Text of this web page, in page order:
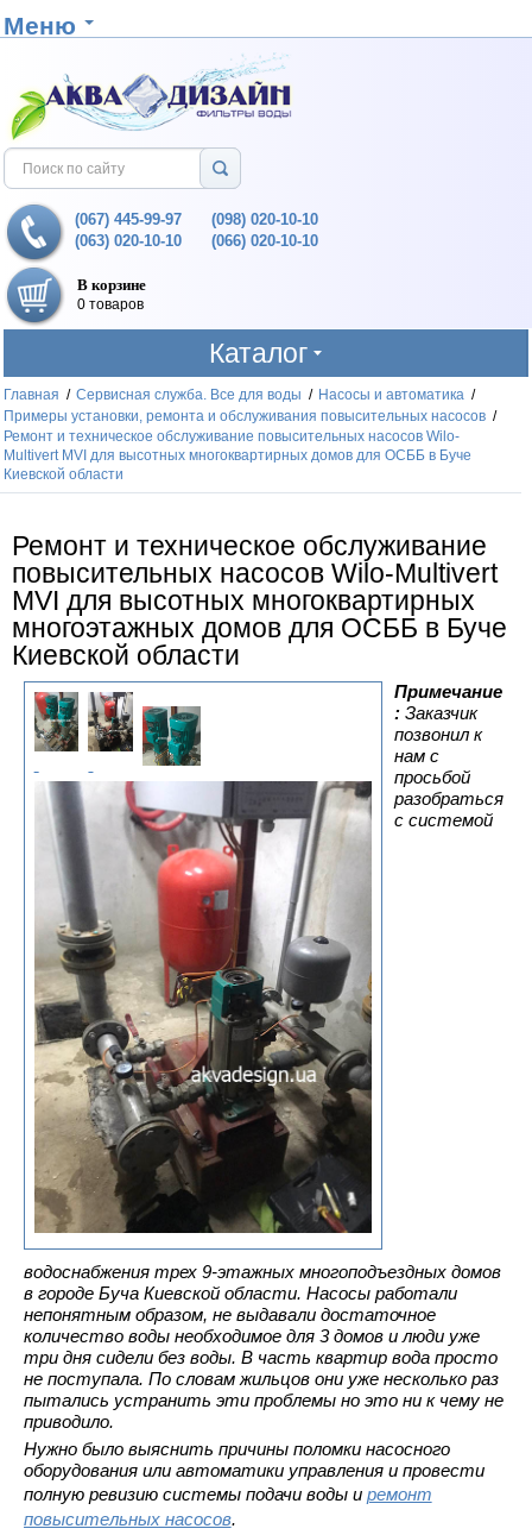
Меню
(067) 445-99-97
(063) 020-10-10
(098) 020-10-10
(066) 020-10-10
В корзине
0 товаров
Каталог
Главная / Сервисная служба. Все для воды / Насосы и автоматика /
Примеры установки, ремонта и обслуживания повысительных насосов /
Ремонт и техническое обслуживание повысительных насосов Wilo-
Multivert MVI для высотных многоквартирных домов для ОСББ в Буче
Киевской области
Ремонт и техническое обслуживание
повысительных насосов Wilo-Multivert
MVI для высотных многоквартирных
многоэтажных домов для ОСББ в Буче
Киевской области
Примечание
: Заказчик
позвонил к
нам с
просьбой
разобраться
с системой
водоснабжения трех 9-этажных многоподъездных домов
в городе Буча Киевской области. Насосы работали
непонятным образом, не выдавали достаточное
количество воды необходимое для 3 домов и люди уже
три дня сидели без воды. В часть квартир вода просто
не поступала. По словам жильцов они уже несколько раз
пытались устранить эти проблемы но это ни к чему не
приводило.
Нужно было выяснить причины поломки насосного
оборудования или автоматики управления и провести
полную ревизию системы подачи воды и ремонт
повысительных насосов.